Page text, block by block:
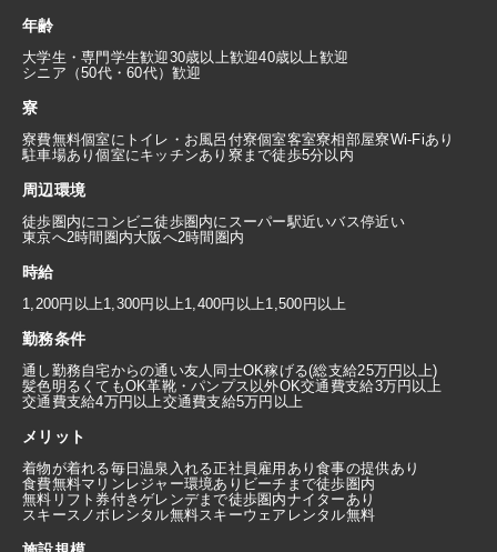
年齢
大学生・専門学生歓迎30歳以上歓迎40歳以上歓迎
シニア（50代・60代）歓迎
寮
寮費無料個室にトイレ・お風呂付寮個室客室寮相部屋寮Wi-Fiあり
駐車場あり個室にキッチンあり 寮まで徒歩5分以内
周辺環境
徒歩圏内にコンビニ徒歩圏内にスーパー駅近いバス停近い
東京へ2時間圏内大阪へ2時間圏内
時給
1,200円以上1,300円以上1,400円以上1,500円以上
勤務条件
通し勤務自宅からの通い友人同士OK稼げる(総支給25万円以上)
髪色明るくてもOK革靴・パンプス以外OK交通費支給3万円以上
交通費支給4万円以上交通費支給5万円以上
メリット
着物が着れる毎日温泉入れる正社員雇用あり食事の提供あり
食費無料マリンレジャー環境あり ビーチまで徒歩圏内
無料リフト券付きゲレンデまで徒歩圏内ナイターあり
スキースノボレンタル無料スキーウェアレンタル無料